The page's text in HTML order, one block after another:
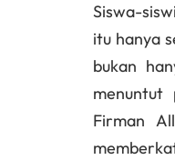
Siswa-
itu hanya
bukan
menuntut
Firman